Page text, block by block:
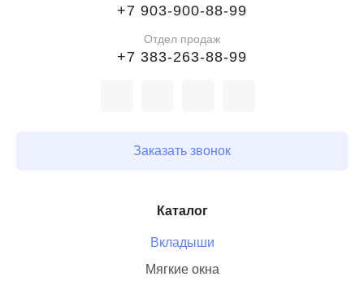
Каталог
Вкладыши
Мягкие окна
+7 903-900-88-99
Отдел продаж
+7 383-263-88-99
Заказать звонок